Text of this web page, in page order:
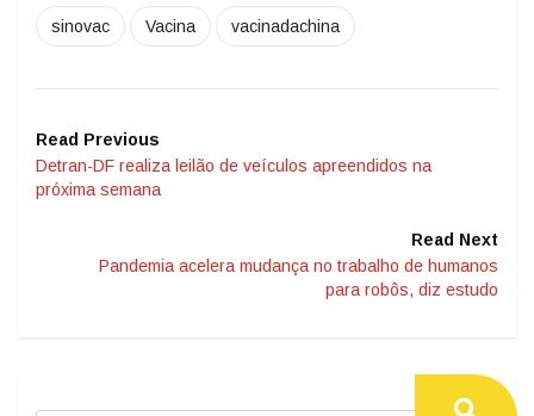
sinovac Vacina vacinadachina
Read Previous
Detran-DF realiza leilão de veículos apreendidos na
próxima semana
Read Next
Pandemia acelera mudança no trabalho de humanos
para robôs, diz estudo